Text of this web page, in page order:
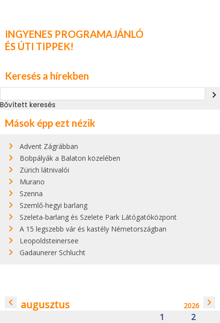
INGYENES PROGRAMAJÁNLÓ
ÉS ÚTI TIPPEK!
Keresés a hírekben
navigate_next
Bővített keresés
Mások épp ezt nézik
Advent Zágrábban
Bobpályák a Balaton közelében
Zürich látnivalói
Murano
Szenna
Szemlő-hegyi barlang
Szeleta-barlang és Szelete Park Látógatóközpont
A 15 legszebb vár és kastély Németországban
Leopoldsteinersee
Gadaunerer Schlucht
navigate_before augusztus 2026 navigate_next
1
2